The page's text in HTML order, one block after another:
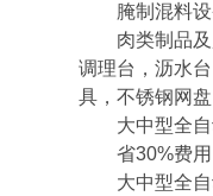
腌制混料设
肉类制品及宠
调理台，沥水
具，不锈钢网
大中型全自
省30%费用
大中型全自动